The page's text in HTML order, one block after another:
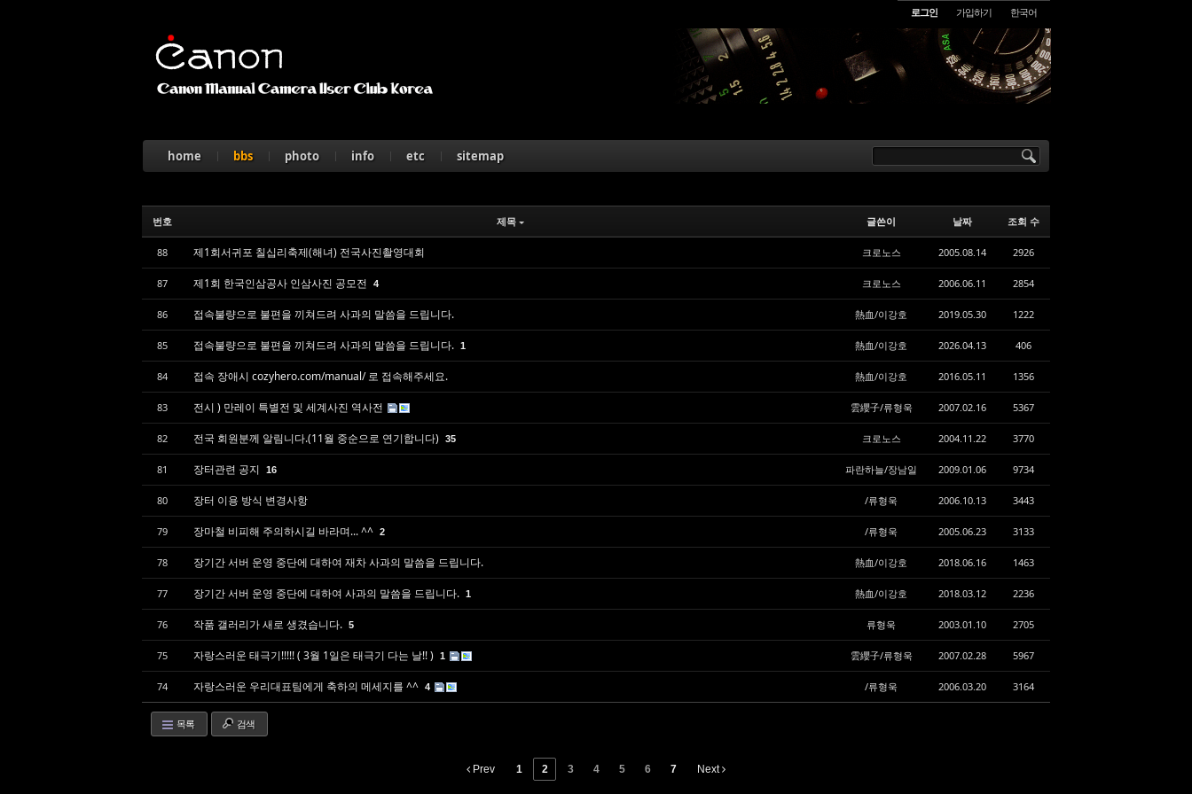
로그인 가입하기 한국어
home bbs photo info etc sitemap
번호 제목 글쓴이 날짜 조회 수
88 제1회서귀포 칠십리축제(해녀) 전국사진촬영대회 크로노스 2005.08.14 2926
87 제1회 한국인삼공사 인삼사진 공모전 4 크로노스 2006.06.11 2854
86 접속불량으로 불편을 끼쳐드려 사과의 말씀을 드립니다. 熱血/이강호 2019.05.30 1222
85 접속불량으로 불편을 끼쳐드려 사과의 말씀을 드립니다. 1 熱血/이강호 2026.04.13 406
84 접속 장애시 cozyhero.com/manual/ 로 접속해주세요. 熱血/이강호 2016.05.11 1356
83 전시 ) 만레이 특별전 및 세계사진 역사전 雲纓子/류형욱 2007.02.16 5367
82 전국 회원분께 알림니다.(11월 중순으로 연기합니다) 35 크로노스 2004.11.22 3770
81 장터관련 공지 16 파란하늘/장남일 2009.01.06 9734
80 장터 이용 방식 변경사항 /류형욱 2006.10.13 3443
79 장마철 비피해 주의하시길 바라며... ^^ 2 /류형욱 2005.06.23 3133
78 장기간 서버 운영 중단에 대하여 재차 사과의 말씀을 드립니다. 熱血/이강호 2018.06.16 1463
77 장기간 서버 운영 중단에 대하여 사과의 말씀을 드립니다. 1 熱血/이강호 2018.03.12 2236
76 작품 갤러리가 새로 생겼습니다. 5 류형욱 2003.01.10 2705
75 자랑스러운 태극기!!!!! ( 3월 1일은 태극기 다는 날!! ) 1 雲纓子/류형욱 2007.02.28 5967
74 자랑스러운 우리대표팀에게 축하의 메세지를 ^^ 4 /류형욱 2006.03.20 3164
목록 검색
Prev 1 2 3 4 5 6 7 Next
Sketchbook5, 스케치북5
Sketchbook5, 스케치북5